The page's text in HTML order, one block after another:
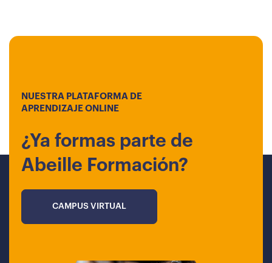
NUESTRA PLATAFORMA DE
APRENDIZAJE ONLINE
¿Ya formas parte de
Abeille Formación?
CAMPUS VIRTUAL